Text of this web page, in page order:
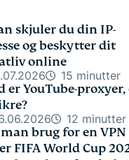
skjuler du din IP-
og beskytter dit
online
15 minutter
er YouTube-proxyer,
12 minutter
brug for en VPN
FIFA World Cup